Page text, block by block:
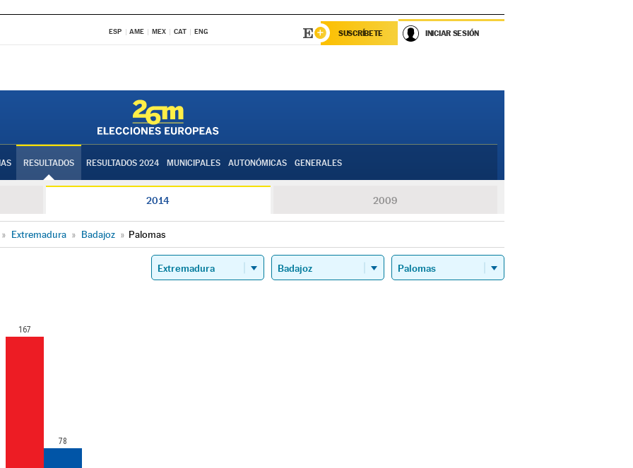
ESP AME MEX CAT ENG SUSCRÍBETE INICIAR SESIÓN
RESULTADOS RESULTADOS 2024 MUNICIPALES AUTONÓMICAS GENERALES
2014 2009
» Extremadura » Badajoz » Palomas
167
78